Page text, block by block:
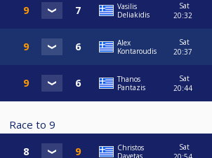
Vasilis
Deliakidis
Sat
20:32
Alex
Kontaroudis
Sat
20:37
Thanos
Pantazis
Sat
20:44
Race to 9
Christos
Sat